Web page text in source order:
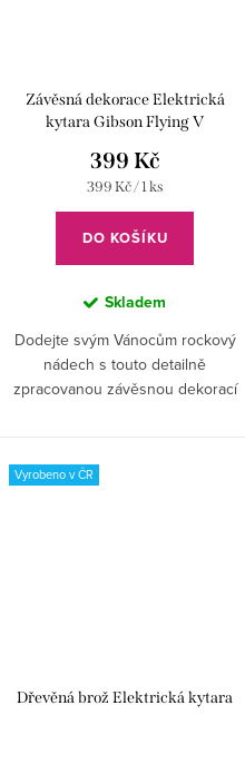
Závěsná dekorace Elektrická
kytara Gibson Flying V
399 Kč
Měrná
399 Kč / 1 ks
DO KOŠÍKU
Skladem
Dodejte svým Vánocům rockový
nádech s touto detailně
zpracovanou závěsnou dekorací
Vyrobeno v ČR
Dřevěná brož Elektrická kytara